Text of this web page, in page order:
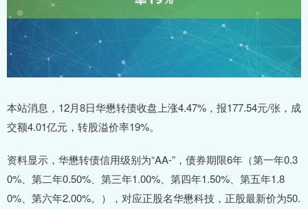
本站消息，12月8日华懋转债收盘上涨4.47%，报177.54元/张，成
交额4.01亿元，转股溢价率19%。
资料显示，华懋转债信用级别为“AA-”，债券期限6年（第一年0.3
0%、第二年0.50%、第三年1.00%、第四年1.50%、第五年1.8
0%、第六年2.00%。），对应正股名华懋科技，正股最新价为50.